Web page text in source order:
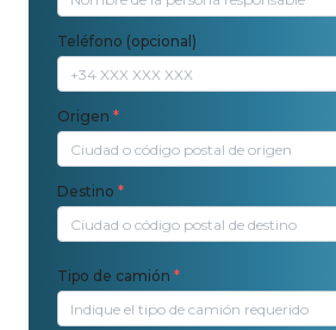
Teléfono (opcional)
Origen *
Destino *
Tipo de camión *